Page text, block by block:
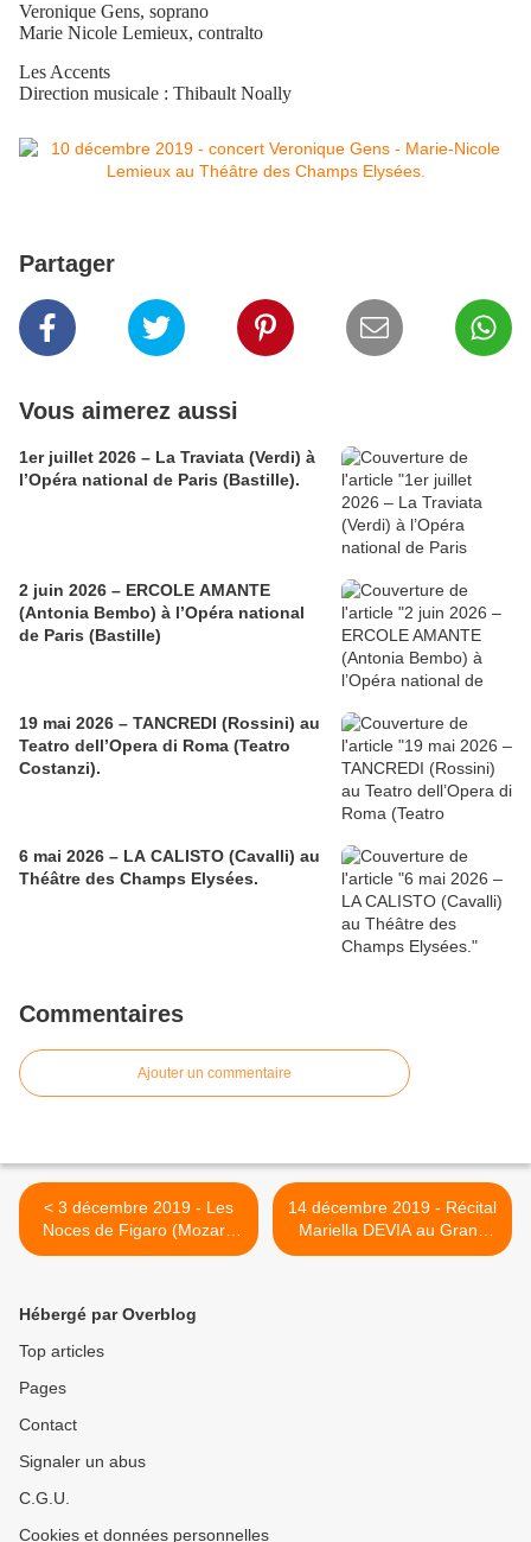
Veronique Gens, soprano
Marie Nicole Lemieux, contralto
Les Accents
Direction musicale : Thibault Noally
Partager
Vous aimerez aussi
1er juillet 2026 – La Traviata (Verdi) à
l’Opéra national de Paris (Bastille).
2 juin 2026 – ERCOLE AMANTE
(Antonia Bembo) à l’Opéra national
de Paris (Bastille)
19 mai 2026 – TANCREDI (Rossini) au
Teatro dell’Opera di Roma (Teatro
Costanzi).
6 mai 2026 – LA CALISTO (Cavalli) au
Théâtre des Champs Elysées.
Commentaires
Ajouter un commentaire
< 3 décembre 2019 - Les
Noces de Figaro (Mozart)
au Théâtre des Champs
14 décembre 2019 - Récital
Mariella DEVIA au Grand
Théâtre de Bordeaux. >
Hébergé par Overblog
Top articles
Pages
Contact
Signaler un abus
C.G.U.
Cookies et données personnelles